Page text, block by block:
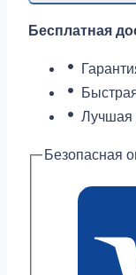
SPB301J1
Бесплатная
Лучшая
Безопасная